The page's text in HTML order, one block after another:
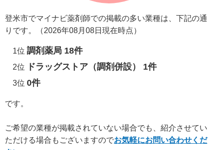
登米市でマイナビ薬剤師での掲載の多い業種は、下記の通
りです。（2026年08月08日現在時点）
1位 調剤薬局 18件
2位 ドラッグストア（調剤併設） 1件
3位 0件
です。
ご希望の業種が掲載されていない場合でも、紹介させてい
ただける場合もございますのでお気軽にお問い合わせくだ